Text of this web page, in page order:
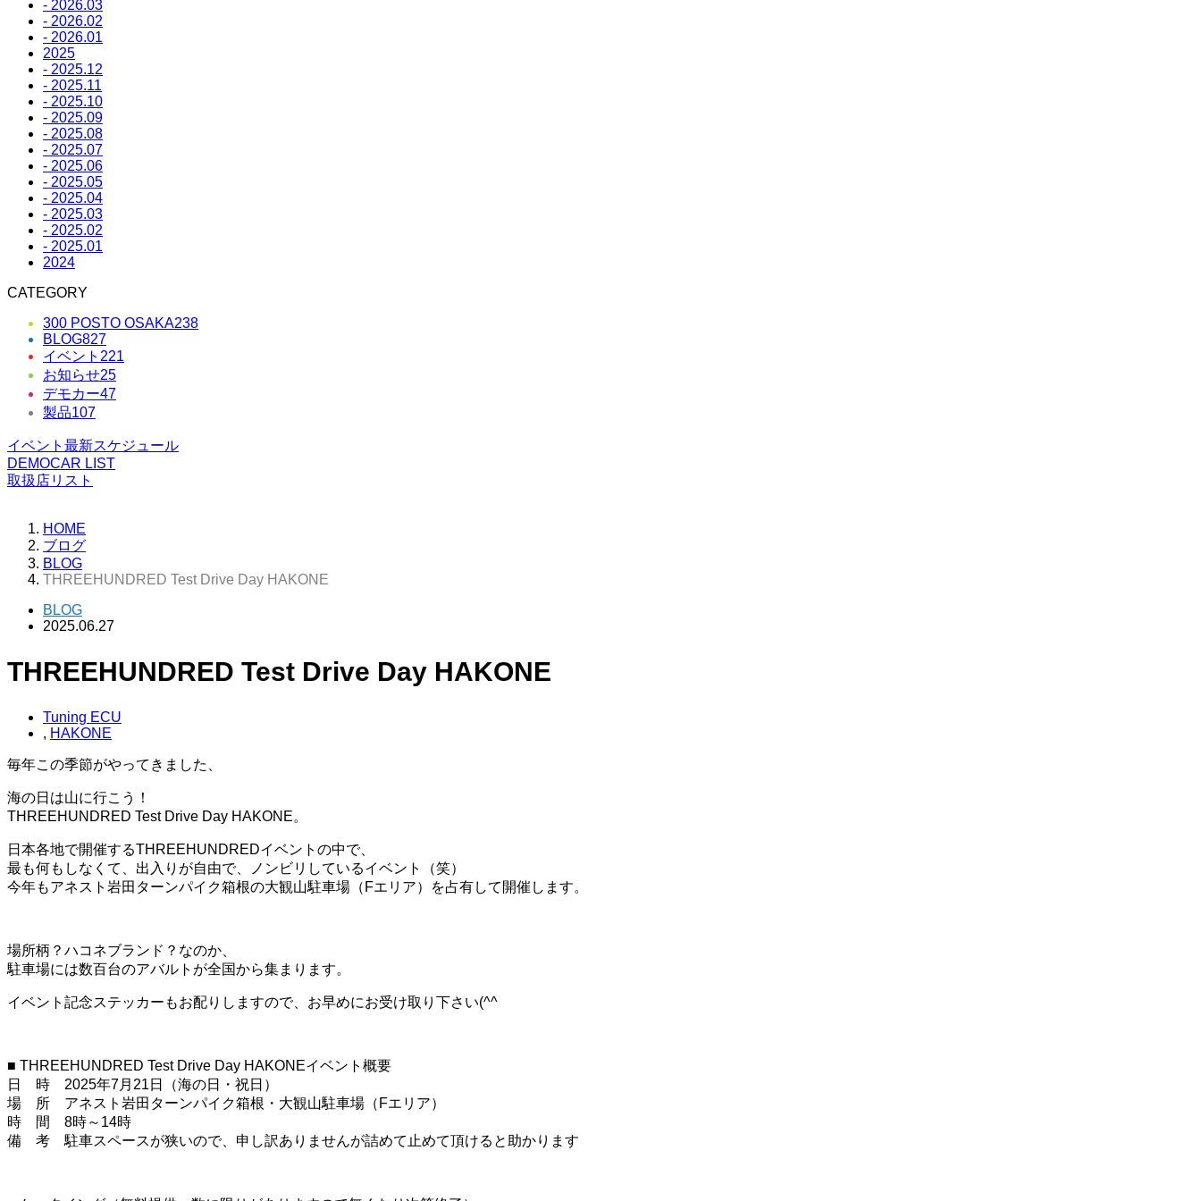
- 2026.03
- 2026.02
- 2026.01
2025
- 2025.12
- 2025.11
- 2025.10
- 2025.09
- 2025.08
- 2025.07
- 2025.06
- 2025.05
- 2025.04
- 2025.03
- 2025.02
- 2025.01
2024
CATEGORY
300 POSTO OSAKA238
BLOG827
イベント 221
お知らせ25
デモカー47
製品107
イベント最新スケジュール
DEMOCAR LIST
取扱店リスト
HOME
ブログ
BLOG
THREEHUNDRED Test Drive Day HAKONE
BLOG
2025.06.27
THREEHUNDRED Test Drive Day HAKONE
Tuning ECU
, HAKONE
毎年この季節がやってきました、
海の日は山に行こう！
THREEHUNDRED Test Drive Day HAKONE。
日本各地で開催するTHREEHUNDREDイベントの中で、
最も何もしなくて、出入りが自由で、ノンビリしているイベント（笑）
今年もアネスト岩田ターンパイク箱根の大観山駐車場（Fエリア）を占有して開催します。
場所柄？ハコネブランド？なのか、
駐車場には数百台のアバルトが全国から集まります。
イベント記念ステッカーもお配りしますので、お早めにお受け取り下さい(^^ゞ
■ THREEHUNDRED Test Drive Day HAKONEイベント概要
日 時 2025年7月21日（海の日・祝日）
場 所 アネスト岩田ターンパイク箱根・大観山駐車場（Fエリア）
時 間 8時～14時
備 考 駐車スペースが狭いので、申し訳ありませんが詰めて止めて頂けると助かります